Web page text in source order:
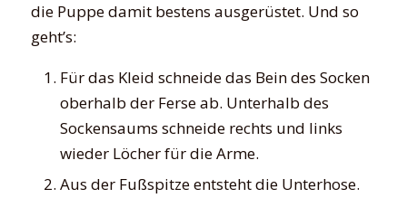
die Puppe damit bestens ausgerüstet. Und so
geht’s:
Für das Kleid schneide das Bein des Socken
oberhalb der Ferse ab. Unterhalb des
Sockensaums schneide rechts und links
wieder Löcher für die Arme.
Aus der Fußspitze entsteht die Unterhose.